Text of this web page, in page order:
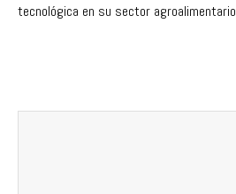
tecnológica en su sector agroalimentario